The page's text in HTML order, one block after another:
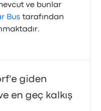
ve bunlar
Bus tarafından
giden
en geç kalkış